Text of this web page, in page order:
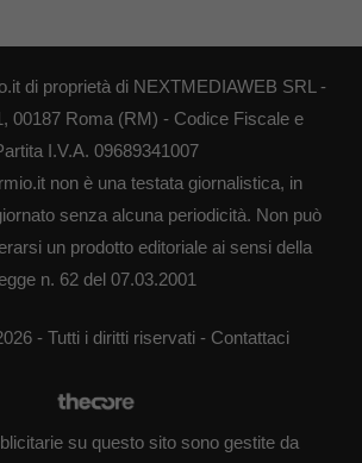
di proprietà di NEXTMEDIAWEB SRL -
00187 Roma (RM) - Codice Fiscale e
I.V.A. 09689341007
non è una testata giornalistica, in
senza alcuna periodicità. Non può
un prodotto editoriale ai sensi della
n. 62 del 07.03.2001
- Tutti i diritti riservati - Contattaci
su questo sito sono gestite da